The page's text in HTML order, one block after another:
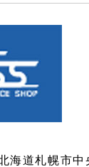
道札幌市中